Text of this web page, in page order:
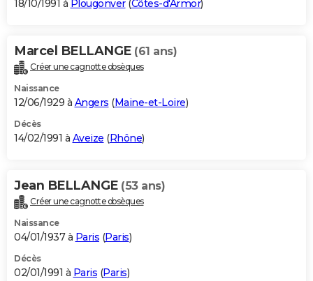
18/10/1991 à Plougonver(Côtes-d'Armor)
Marcel BELLANGE (61 ans)
Créer une cagnotte obsèques
Naissance
12/06/1929 à Angers (Maine-et-Loire)
Décès
14/02/1991 à Aveize (Rhône)
Jean BELLANGE (53 ans)
Créer une cagnotte obsèques
Naissance
04/01/1937 à Paris (Paris)
Décès
02/01/1991 à Paris (Paris)